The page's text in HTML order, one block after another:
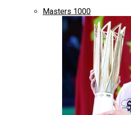
Masters 1000